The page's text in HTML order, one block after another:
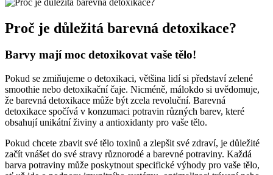
Proč je důležitá barevná detoxikace?
Barvy mají moc detoxikovat vaše tělo!
Pokud se zmiňujeme o detoxikaci, většina lidí si představí zelené
smoothie nebo detoxikační čaje. Nicméně, málokdo si uvědomuje,
že barevná detoxikace může být zcela revoluční. Barevná
detoxikace spočívá v konzumaci potravin různých barev, které
obsahují unikátní živiny a antioxidanty pro vaše tělo.
Pokud chcete zbavit své tělo toxinů a zlepšit své zdraví, je důležité
začít vnášet do své stravy různorodé a barevné potraviny. Každá
barva potraviny může poskytnout specifické výhody pro vaše tělo,